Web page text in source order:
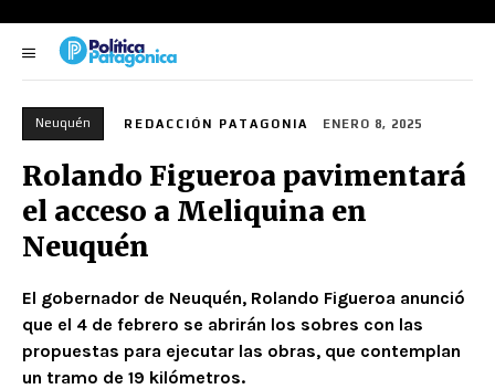
Neuquén REDACCIÓN PATAGONIA ENERO 8, 2025
Rolando Figueroa pavimentará
el acceso a Meliquina en
Neuquén
El gobernador de Neuquén, Rolando Figueroa anunció
que el 4 de febrero se abrirán los sobres con las
propuestas para ejecutar las obras, que contemplan
un tramo de 19 kilómetros.